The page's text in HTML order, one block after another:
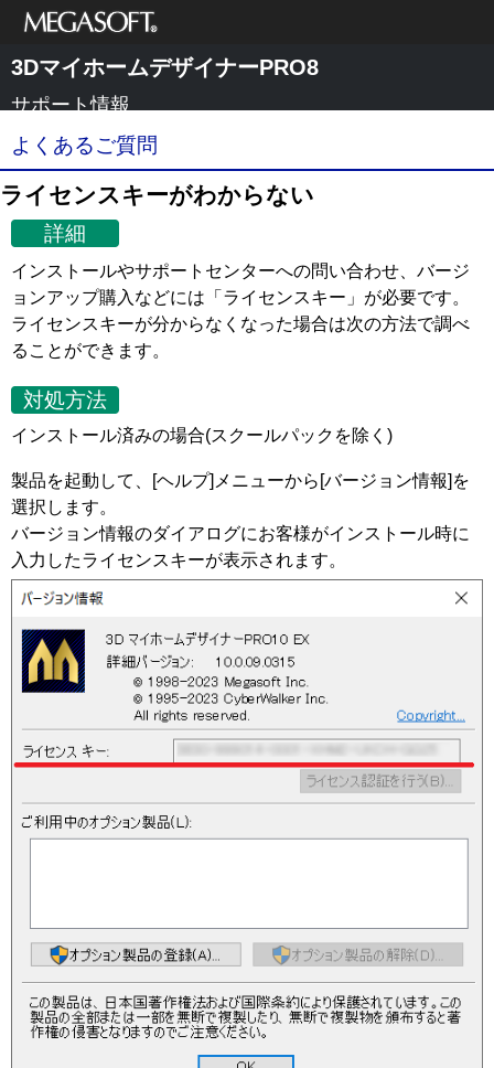
メガソフト株式
会社
3DマイホームデザイナーPRO8
サポート情報
よくあるご質問
ライセンスキーがわからない
詳細
インストールやサポートセンターへの問い合わせ、バージ
ョンアップ購入などには「ライセンスキー」が必要です。
ライセンスキーが分からなくなった場合は次の方法で調べ
ることができます。
対処方法
インストール済みの場合(スクールパックを除く)
製品を起動して、[ヘルプ]メニューから[バージョン情報]を
選択します。
バージョン情報のダイアログにお客様がインストール時に
入力したライセンスキーが表示されます。